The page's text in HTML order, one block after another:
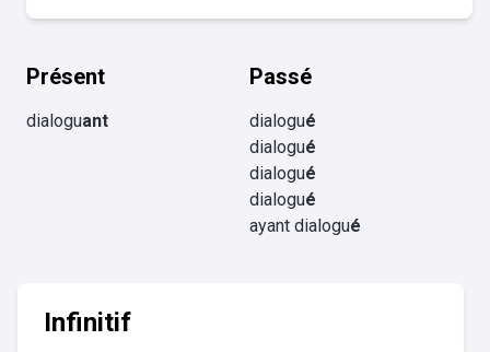
Présent
dialoguant
Passé
dialogué
dialogué
dialogué
dialogué
ayant dialogué
Infinitif